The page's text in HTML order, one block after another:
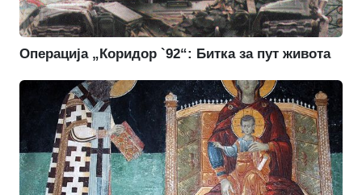
Операција „Коридор `92“: Битка за пут живота